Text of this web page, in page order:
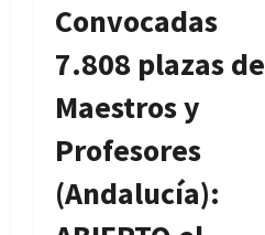
Convocadas
7.808 plazas de
Maestros y
Profesores
(Andalucía):